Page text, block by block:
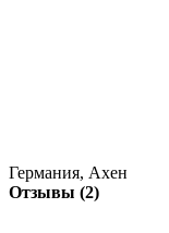
Германия, Ахен
Отзывы (2)